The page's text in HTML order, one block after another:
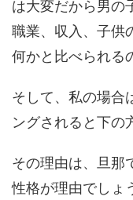
は大変だから男の
職業、収入、子供
何かと比べられる
そして、私の場合
ングされると下の
その理由は、旦那
性格が理由でしょ